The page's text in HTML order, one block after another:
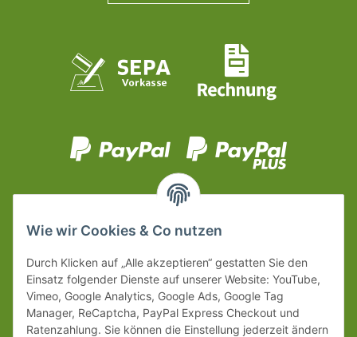
Wie wir Cookies & Co nutzen
Durch Klicken auf „Alle akzeptieren“ gestatten Sie den
Einsatz folgender Dienste auf unserer Website: YouTube,
Vimeo, Google Analytics, Google Ads, Google Tag
Manager, ReCaptcha, PayPal Express Checkout und
Ratenzahlung. Sie können die Einstellung jederzeit ändern